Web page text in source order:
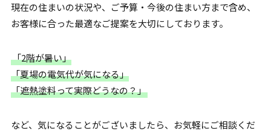
現在の住まいの状況や、ご予算・今後の住まい方まで含め、
お客様に合った最適なご提案を大切にしております。
「2階が暑い」
「夏場の電気代が気になる」
「遮熱塗料って実際どうなの？」
など、気になることがございましたら、お気軽にご相談くだ